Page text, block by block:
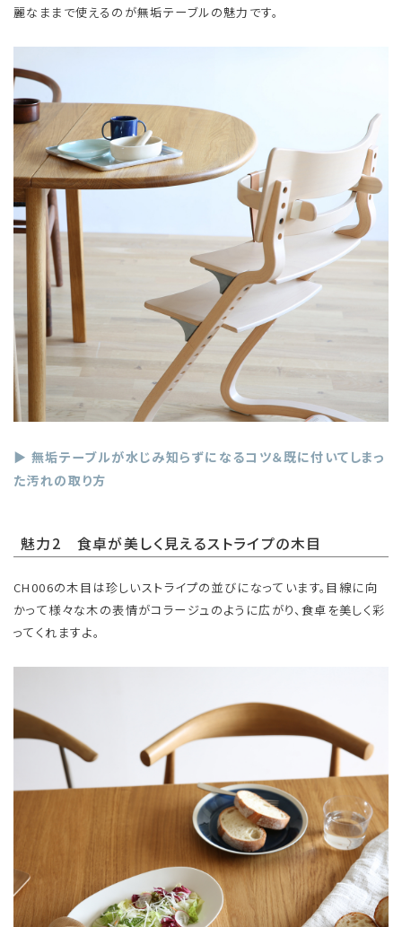
麗なままで使えるのが無垢テーブルの魅力です。
▶ 無垢テーブルが水じみ知らずになるコツ＆既に付いてしまっ
た汚れの取り方
魅力2 食卓が美しく見えるストライプの木目
CH006の木目は珍しいストライプの並びになっています。目線に向
かって様々な木の表情がコラージュのように広がり、食卓を美しく彩
ってくれますよ。